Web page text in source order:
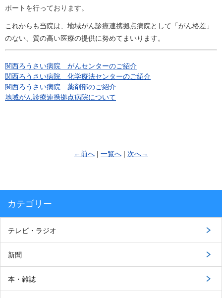
ポートを行っております。
これからも当院は、地域がん診療連携拠点病院として「がん格差」
のない、質の高い医療の提供に努めてまいります。
関西ろうさい病院 がんセンターのご紹介
関西ろうさい病院 化学療法センターのご紹介
関西ろうさい病院 薬剤部のご紹介
地域がん診療連携拠点病院について
←前へ | 一覧へ | 次へ→
カテゴリー
テレビ・ラジオ
新聞
本・雑誌